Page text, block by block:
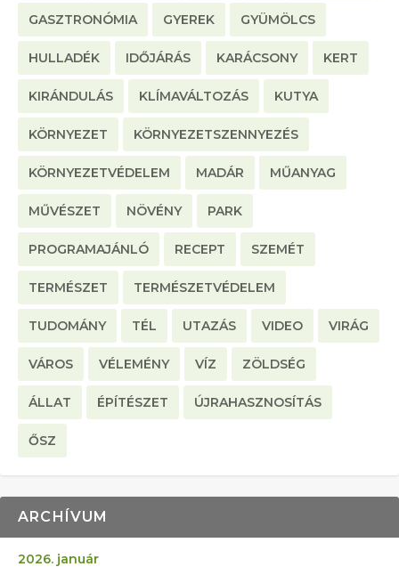
GASZTRONÓMIA GYEREK GYÜMÖLCS
HULLADÉK IDŐJÁRÁS KARÁCSONY KERT
KIRÁNDULÁS KLÍMAVÁLTOZÁS KUTYA
KÖRNYEZET KÖRNYEZETSZENNYEZÉS
KÖRNYEZETVÉDELEM MADÁR MŰANYAG
MŰVÉSZET NÖVÉNY PARK
PROGRAMAJÁNLÓ RECEPT SZEMÉT
TERMÉSZET TERMÉSZETVÉDELEM
TUDOMÁNY TÉL UTAZÁS VIDEO VIRÁG
VÁROS VÉLEMÉNY VÍZ ZÖLDSÉG
ÁLLAT ÉPÍTÉSZET ÚJRAHASZNOSÍTÁS
ŐSZ
ARCHÍVUM
2026. január